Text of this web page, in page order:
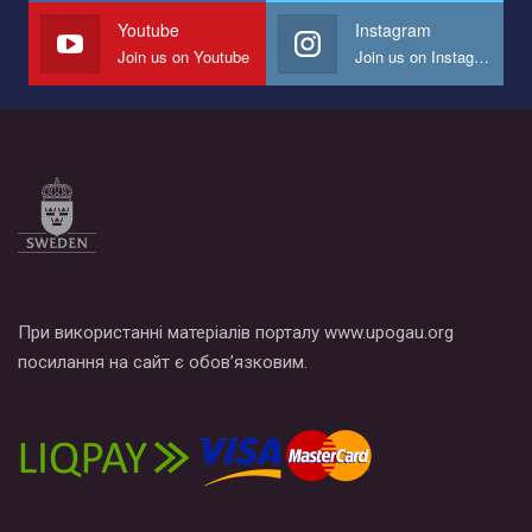
Youtube
Join us on Youtube
Instagram
Join us on Instagram
При використанні матеріалів порталу www.upogau.org
посилання на сайт є обов’язковим.